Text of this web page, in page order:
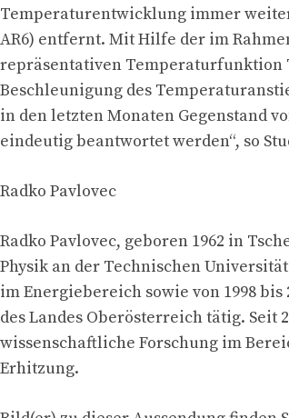
Temperaturentwicklung immer weiter
AR6) entfernt. Mit Hilfe der im
repräsentativen Temperaturfunktion
Beschleunigung des
in den letzten Monaten Gegenstand
eindeutig beantwortet werden“, so
Radko Pavlovec
Radko Pavlovec, geboren 1962 in
Physik an der Technischen
im Energiebereich sowie von 1998
des Landes Oberösterreich tätig. Seit
wissenschaftliche Forschung im
Erhitzung.